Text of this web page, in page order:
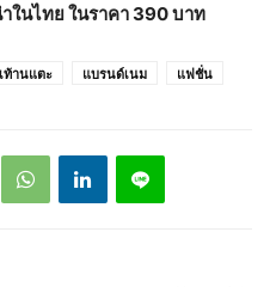
ในไทย ในราคา 390 บาท
ท้านแตะ แบรนด์เนม แฟชั่น